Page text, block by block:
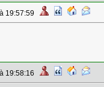
19:57:59
19:58:16